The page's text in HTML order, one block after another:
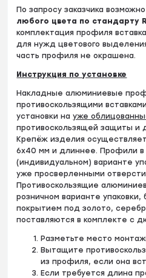
По запросу заказчика
любого цвета по стандарту
комплектация профиля
для нужд цветового
часть профиля не окрашена.
Инструкция по установке
Накладные алюминиевые
противоскользящими
установки науже
противоскользящей защиты и
Крепёж изделия
6х40 мм и длиннее. Профили в
(индивидуальном) варианте
уже просверленными
Противоскользящие
розничном варианте упаковки,
покрытием под золото,
поставляются в комплекте с
Разметьте место
Вытащите
из профиля, если она
Если требуется длина